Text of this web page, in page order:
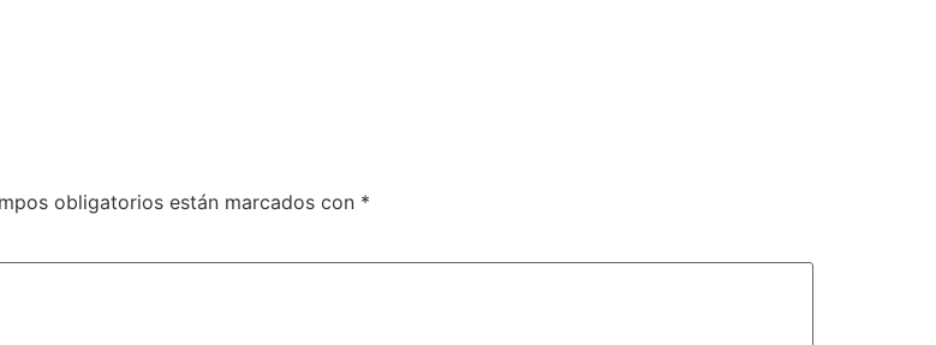
obligatorios están marcados con *